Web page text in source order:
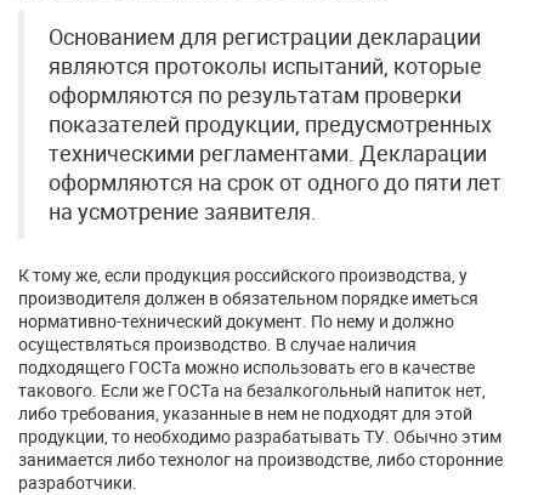
Основанием для регистрации декларации
являются протоколы испытаний, которые
оформляются по результатам проверки
показателей продукции, предусмотренных
техническими регламентами. Декларации
оформляются на срок от одного до пяти лет
на усмотрение заявителя.
К тому же, если продукция российского производства, у
производителя должен в обязательном порядке иметься
нормативно-технический документ. По нему и должно
осуществляться производство. В случае наличия
подходящего ГОСТа можно использовать его в качестве
такового. Если же ГОСТа на безалкогольный напиток нет,
либо требования, указанные в нем не подходят для этой
продукции, то необходимо разрабатывать ТУ. Обычно этим
занимается либо технолог на производстве, либо сторонние
разработчики.